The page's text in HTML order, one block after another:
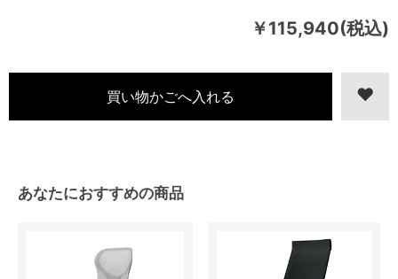
￥115,940(税込)
あなたにおすすめの商品